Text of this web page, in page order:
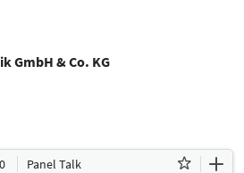
GmbH & Co. KG
Panel Talk